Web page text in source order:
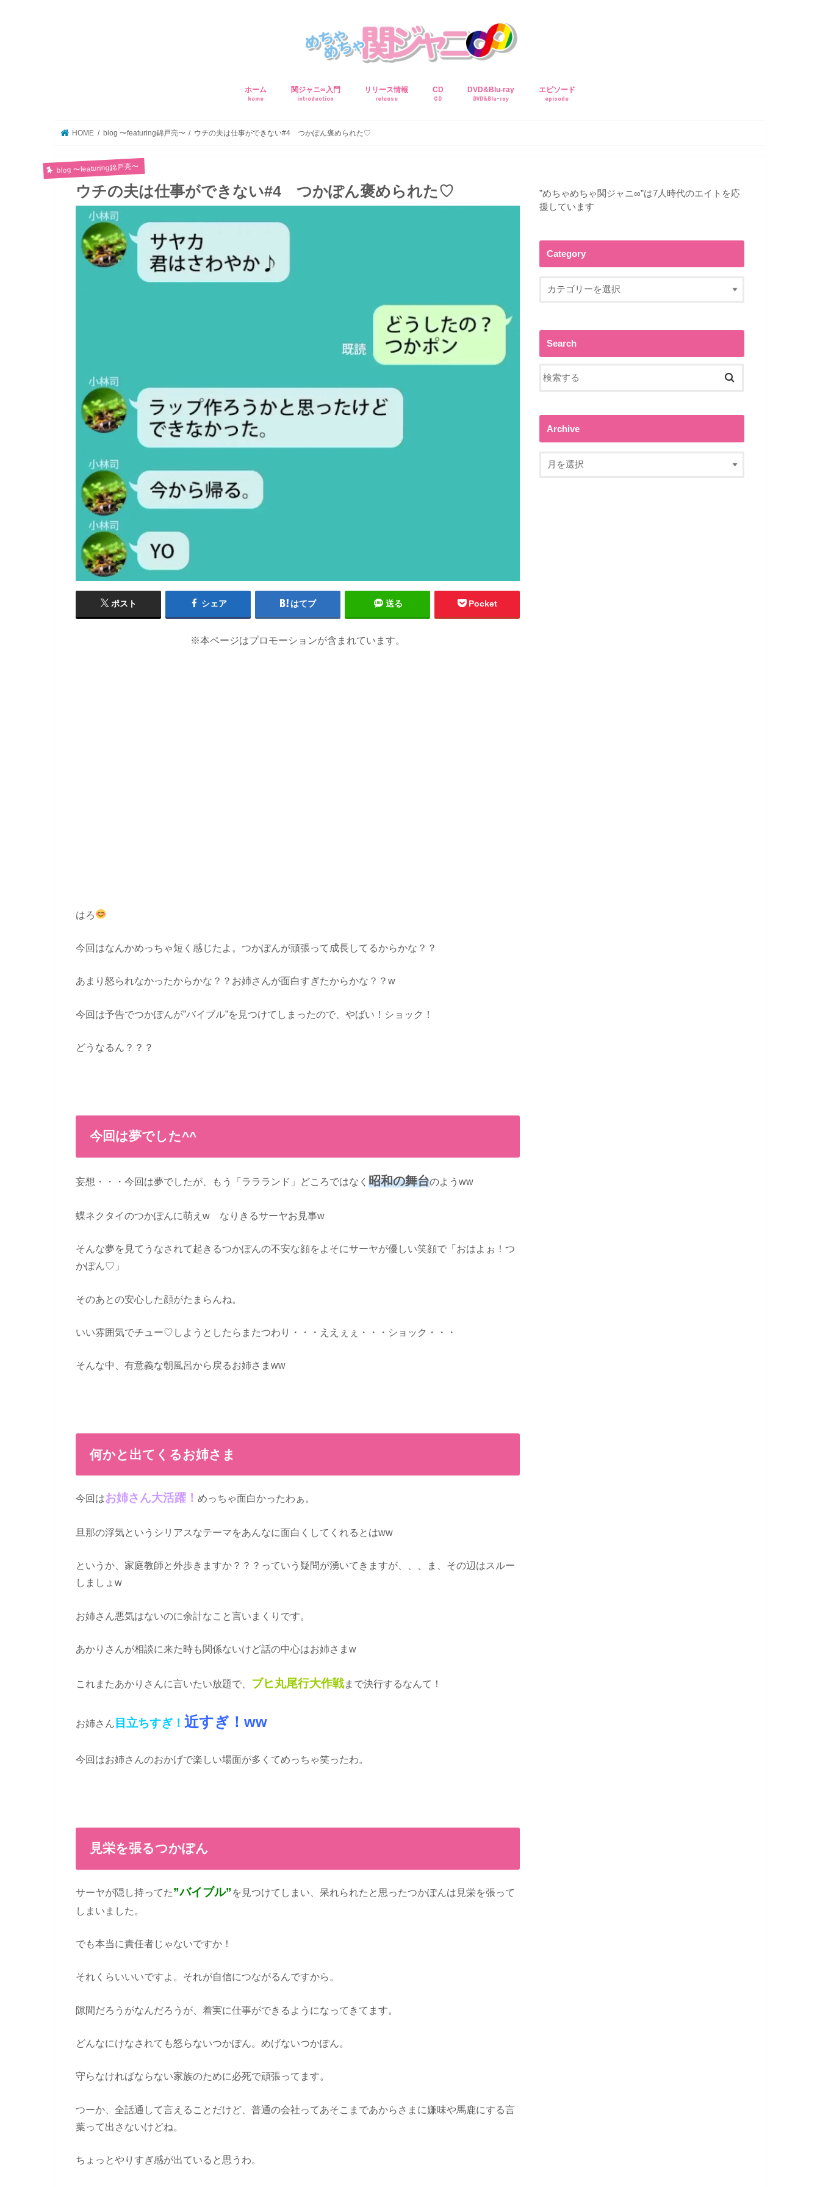
ホーム
home
関ジャニ∞入門
introduction
リリース情報
release
CD
CD
DVD&Blu-ray
DVD&Blu-ray
エピソード
episode
HOME blog 〜featuring錦戸亮〜 ウチの夫は仕事ができない#4 つかぽん褒められた♡
blog 〜featuring錦戸亮〜
ウチの夫は仕事ができない#4 つかぽん褒められた♡
ポスト シェア はてブ 送る Pocket
※本ページはプロモーションが含まれています。
はろ
今回はなんかめっちゃ短く感じたよ。つかぽんが頑張って成長してるからかな？？
あまり怒られなかったからかな？？お姉さんが面白すぎたからかな？？w
今回は予告でつかぽんが”バイブル”を見つけてしまったので、やばい！ショック！
どうなるん？？？
今回は夢でした^^
妄想・・・今回は夢でしたが、もう「ララランド」どころではなく 昭和の舞台のようww
蝶ネクタイのつかぽんに萌えw なりきるサーヤお見事w
そんな夢を見てうなされて起きるつかぽんの不安な顔をよそにサーヤが優しい笑顔で「おはよぉ！つ
かぽん♡」
そのあとの安心した顔がたまらんね。
いい雰囲気でチュー♡しようとしたらまたつわり・・・ええぇぇ・・・ショック・・・
そんな中、有意義な朝風呂から戻るお姉さまww
何かと出てくるお姉さま
今回はお姉さん大活躍！ めっちゃ面白かったわぁ。
旦那の浮気というシリアスなテーマをあんなに面白くしてくれるとはww
というか、家庭教師と外歩きますか？？？っていう疑問が湧いてきますが、、、ま、その辺はスルー
しましょw
お姉さん悪気はないのに余計なこと言いまくりです。
あかりさんが相談に来た時も関係ないけど話の中心はお姉さまw
これまたあかりさんに言いたい放題で、 ブヒ丸尾行大作戦まで決行するなんて！
お姉さん 目 立ちすぎ！ 近すぎ！ww
今回はお姉さんのおかげで楽しい場面が多くてめっちゃ笑ったわ。
見栄を張るつかぽん
サーヤが隠し持ってた”バイブル”を見つけてしまい、呆れられたと思ったつかぽんは見栄を張って
しまいました。
でも本当に責任者じゃないですか！
それくらいいいですよ。それが自信につながるんですから。
隙間だろうがなんだろうが、着実に仕事ができるようになってきてます。
どんなにけなされても怒らないつかぽん。めげないつかぽん。
守らなければならない家族のために必死で頑張ってます。
つーか、全話通して言えることだけど、普通の会社ってあそこまであからさまに嫌味や馬鹿にする言
葉って出さないけどね。
ちょっとやりすぎ感が出ていると思うわ。
”めちゃめちゃ関ジャニ∞”は7人時代のエイトを応
援しています
Category
Search
Archive